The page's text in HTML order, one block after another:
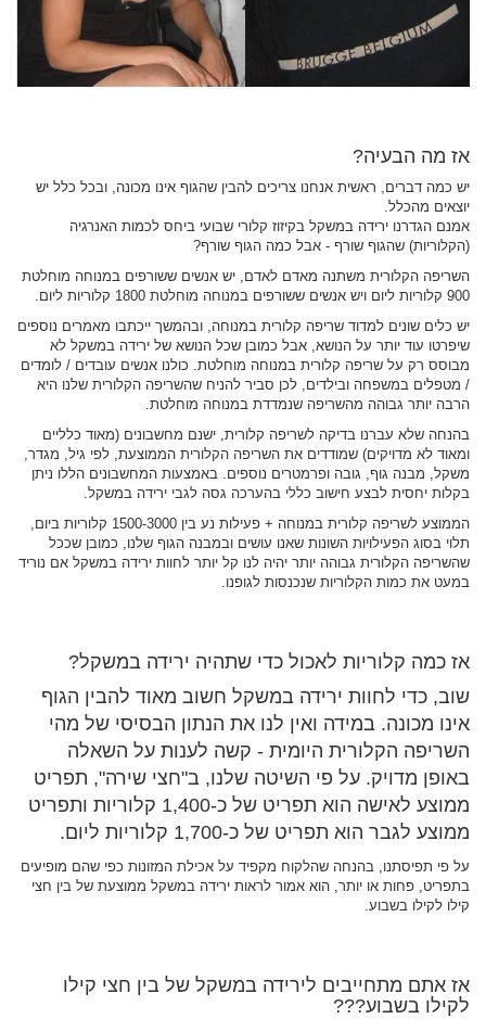
אז מה הבעיה?
יש כמה דברים, ראשית אנחנו צריכים להבין שהגוף אינו מכונה, ובכל כלל יש
יוצאים מהכלל.
אמנם הגדרנו ירידה במשקל בקיזוז קלורי שבועי ביחס לכמות האנרגיה
(הקלוריות) שהגוף שורף - אבל כמה הגוף שורף?
השריפה הקלורית משתנה מאדם לאדם, יש אנשים ששורפים במנוחה מוחלטת
900 קלוריות ליום ויש אנשים ששורפים במנוחה מוחלטת 1800 קלוריות ליום.
יש כלים שונים למדוד שריפה קלורית במנוחה, ובהמשך ייכתבו מאמרים נוספים
שיפרטו עוד יותר על הנושא, אבל כמובן שכל הנושא של ירידה במשקל לא
מבוסס רק על שריפה קלורית במנוחה מוחלטת. כולנו אנשים עובדים / לומדים
/ מטפלים במשפחה ובילדים, לכן סביר להניח שהשריפה הקלורית שלנו היא
הרבה יותר גבוהה מהשריפה שנמדדת במנוחה מוחלטת.
בהנחה שלא עברנו בדיקה לשריפה קלורית, ישנם מחשבונים (מאוד כלליים
ומאוד לא מדויקים) שמודדים את השריפה הקלורית הממוצעת, לפי גיל, מגדר,
משקל, מבנה גוף, גובה ופרמטרים נוספים. באמצעות המחשבונים הללו ניתן
בקלות יחסית לבצע חישוב כללי בהערכה גסה לגבי ירידה במשקל.
הממוצע לשריפה קלורית במנוחה + פעילות נע בין 1500-3000 קלוריות ביום,
תלוי בסוג הפעילויות השונות שאנו עושים ובמבנה הגוף שלנו, כמובן שככל
שהשריפה הקלורית גבוהה יותר יהיה לנו קל יותר לחוות ירידה במשקל אם נוריד
במעט את כמות הקלוריות שנכנסות לגופנו.
אז כמה קלוריות לאכול כדי שתהיה ירידה במשקל?
שוב, כדי לחוות ירידה במשקל חשוב מאוד להבין הגוף
אינו מכונה. במידה ואין לנו את הנתון הבסיסי של מהי
השריפה הקלורית היומית - קשה לענות על השאלה
באופן מדויק. על פי השיטה שלנו, ב"חצי שירה", תפריט
ממוצע לאישה הוא תפריט של כ-1,400 קלוריות ותפריט
ממוצע לגבר הוא תפריט של כ-1,700 קלוריות ליום.
על פי תפיסתנו, בהנחה שהלקוח מקפיד על אכילת המזונות כפי שהם מופיעים
בתפריט, פחות או יותר, הוא אמור לראות ירידה במשקל ממוצעת של בין חצי
קילו לקילו בשבוע.
אז אתם מתחייבים לירידה במשקל של בין חצי קילו
לקילו בשבוע???